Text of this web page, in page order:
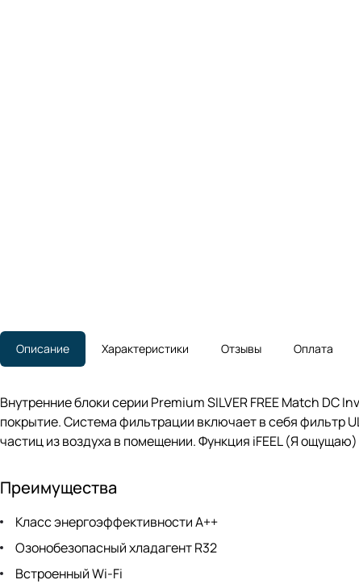
Описание Характеристики Отзывы Оплата
Внутренние блоки серии Premium SILVER FREE Match
покрытие. Система фильтрации включает в себя фильтр
частиц из воздуха в помещении. Функция iFEEL (Я
Преимущества
Класс энергоэффективности A++
Озонобезопасный хладагент R32
Встроенный Wi-Fi